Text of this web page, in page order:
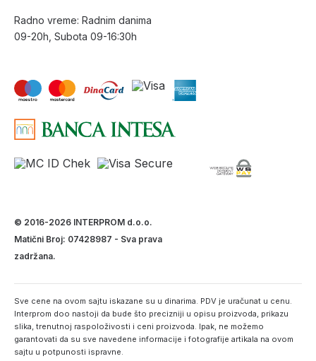
Radno vreme: Radnim danima
09-20h, Subota 09-16:30h
© 2016-2026 INTERPROM d.o.o.
Matični Broj: 07428987 - Sva prava
zadržana.
Sve cene na ovom sajtu iskazane su u dinarima. PDV je uračunat u cenu.
Interprom doo nastoji da bude što precizniji u opisu proizvoda, prikazu
slika, trenutnoj raspoloživosti i ceni proizvoda. Ipak, ne možemo
garantovati da su sve navedene informacije i fotografije artikala na ovom
sajtu u potpunosti ispravne.